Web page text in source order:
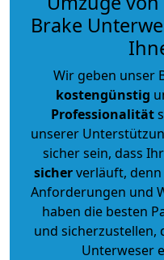
Brake
Wir geben unser
kostengünstig
Professionalität
unserer
sicher sein, dass
sicherverläuft, denn
Anforderungen und
haben die besten
und sicherzustellen,
Unterweser